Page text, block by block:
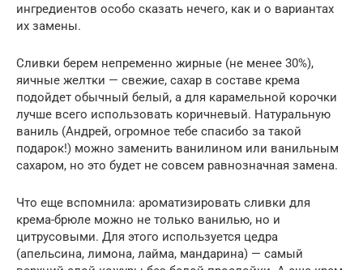
ингредиентов особо сказать нечего, как и о вариантах
их замены.
Сливки берем непременно жирные (не менее 30%),
яичные желтки — свежие, сахар в составе крема
подойдет обычный белый, а для карамельной корочки
лучше всего использовать коричневый. Натуральную
ваниль (Андрей, огромное тебе спасибо за такой
подарок!) можно заменить ванилином или ванильным
сахаром, но это будет не совсем равнозначная замена.
Что еще вспомнила: ароматизировать сливки для
крема-брюле можно не только ванилью, но и
цитрусовыми. Для этого используется цедра
(апельсина, лимона, лайма, мандарина) — самый